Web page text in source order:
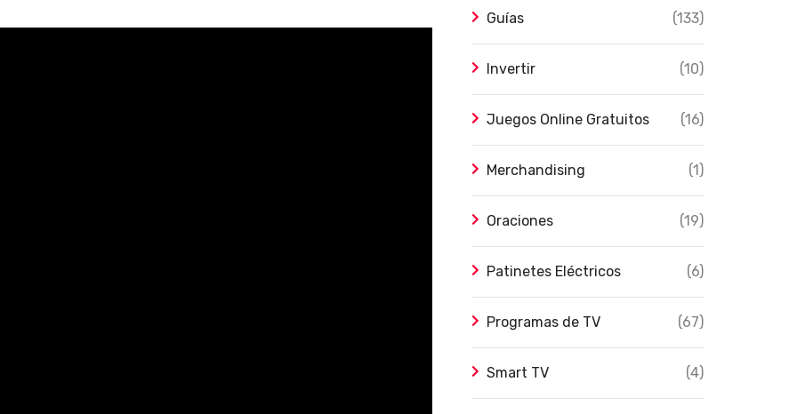
Guías (133)
Invertir (10)
Juegos Online Gratuitos (16)
Merchandising (1)
Oraciones (19)
Patinetes Eléctricos (6)
Programas de TV (67)
Smart TV (4)